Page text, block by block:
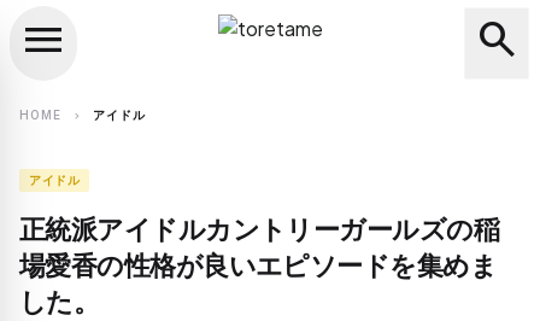
search
menu search
HOME chevron_right アイドル
アイドル
正統派アイドルカントリーガールズの稲
場愛香の性格が良いエピソードを集めま
した。